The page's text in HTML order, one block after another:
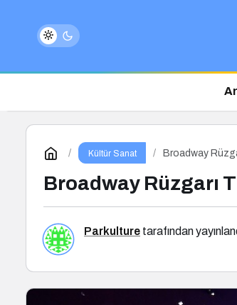
Kültür Sanat Broadway
Broadway Rüzgarı
Parkulture tarafından